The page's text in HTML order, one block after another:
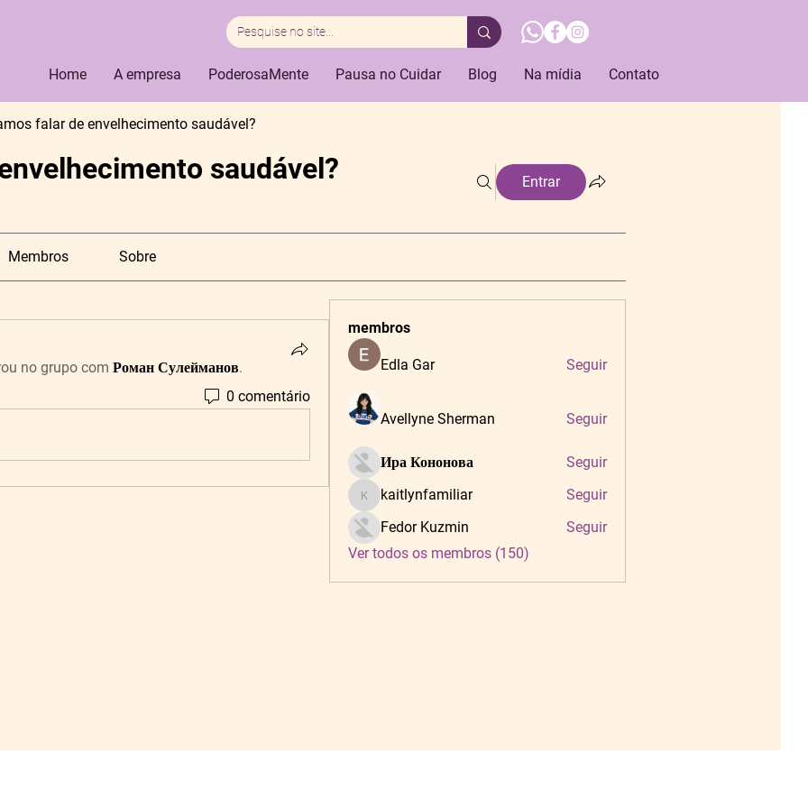
Home A empresa PoderosaMente Pausa no Cuidar Blog Na mídia Contato
falar de envelhecimento saudável?
saudável? Entrar
Membros Sobre
no grupo com Роман Сулейманов.
0 comentário
membros
Edla Gar Seguir
Avellyne Sherman Seguir
Ира Кононова Seguir
kaitlynfamiliar
kaitlynfamiliar
Seguir
Fedor Kuzmin
Seguir
Ver todos os membros (150)